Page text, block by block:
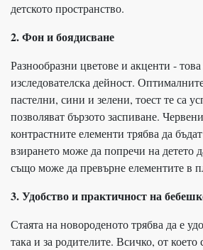
детското пространство.
2. Фон и боядисване
Разнообразни цветове и акценти -
изследователска дейност.
пастелни, сини и зелени, тоест те са
позволяват бързото заспиване.
контрастните елементи трябва да
взирането може да попречи на детето
също може да превърне елементите в
3. Удобство и практичност на
Стаята на новороденото трябва да е
така и за родителите. Всичко, от което